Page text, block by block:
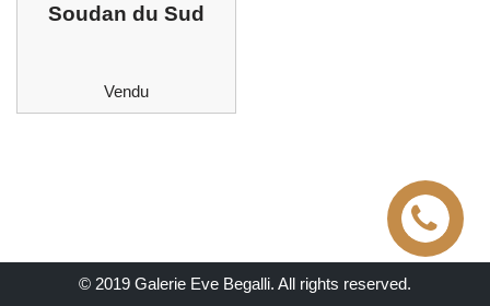
Soudan du Sud
Vendu
© 2019 Galerie Eve Begalli. All rights reserved.